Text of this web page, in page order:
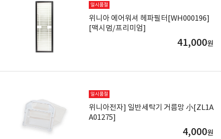
일시품절
위니아 에어워셔 헤파필터[WH000196]
[맥시멈/프리미엄]
41,000원
일시품절
위니아전자] 일반세탁기 거름망 小[ZL1A
A01275]
4,000원